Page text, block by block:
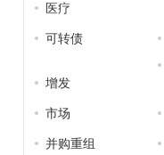
医疗
可转债
增发
市场
并购重组